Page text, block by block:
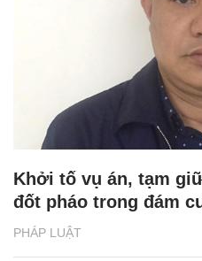
PHÁP LUẬT
Khởi tố vụ án, tạm
đốt pháo trong đám